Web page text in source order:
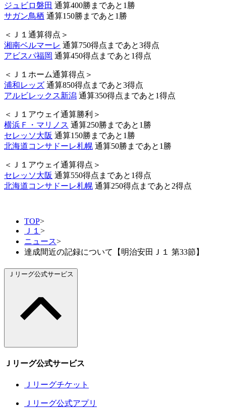
ジュビロ磐田 通算400勝まであと1勝
サガン鳥栖 通算150勝まであと1勝
＜Ｊ１通算得点＞
湘南ベルマーレ 通算750得点まであと3得点
アビスパ福岡 通算450得点まであと1得点
＜Ｊ１ホーム通算得点＞
浦和レッズ 通算850得点まであと3得点
アルビレックス新潟 通算350得点まであと1得点
＜Ｊ１アウェイ通算勝利＞
横浜Ｆ・マリノス 通算250勝まであと1勝
セレッソ大阪 通算150勝まであと1勝
北海道コンサドーレ札幌 通算50勝まであと1勝
＜Ｊ１アウェイ通算得点＞
セレッソ大阪 通算550得点まであと1得点
北海道コンサドーレ札幌 通算250得点まであと2得点
TOP>
Ｊ１ >
ニュース>
達成間近の記録について【明治安田Ｊ１ 第33節】
Ｊリーグ公式サービス
Ｊリーグ公式サービス
Ｊリーグチケット
Ｊリーグ公式アプリ